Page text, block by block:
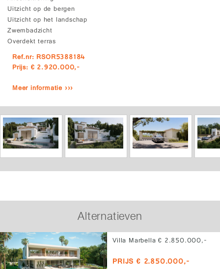
Uitzicht op de bergen
Uitzicht op het landschap
Zwembadzicht
Overdekt terras
Ref.nr: RSOR5388184
Prijs: € 2.920.000,-
Meer informatie ›››
Alternatieven
Villa Marbella € 2.850.000,-
PRIJS € 2.850.000,-